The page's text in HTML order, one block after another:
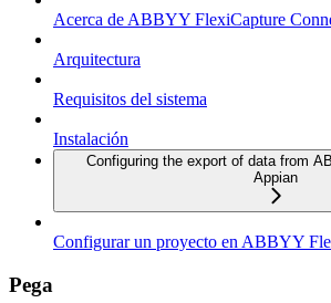
Acerca de ABBYY FlexiCapture
Arquitectura
Requisitos del sistema
Instalación
Configuring the export of data from
Appian
Configurar un proyecto en ABBYY
Pega